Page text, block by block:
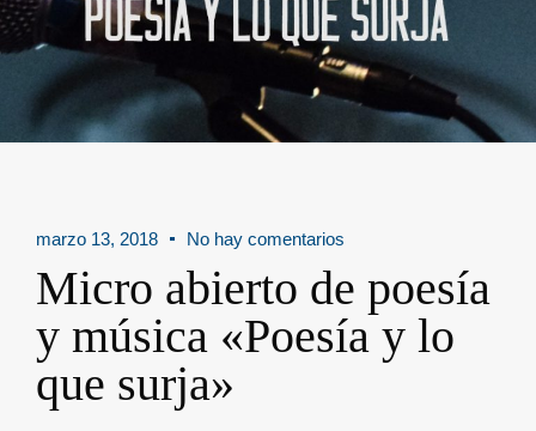
marzo 13, 2018 No hay comentarios
Micro abierto de poesía
y música «Poesía y lo
que surja»